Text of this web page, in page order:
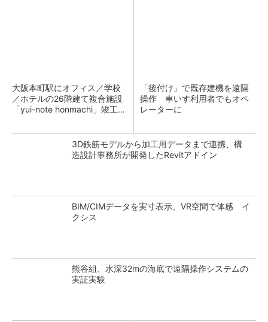
大阪本町駅にオフィス／学校
／ホテルの26階建て複合施設
「yui-note honmachi」竣工、
「後付け」で既存建機を遠隔
操作 車いす利用者でもオペ
レーターに
3D鉄筋モデルから加工用データまで連携、構
造設計事務所が開発したRevitアドイン
BIM/CIMデータを実寸表示、VR空間で体感 イ
クシス
熊谷組、水深32mの海底で遠隔操作システムの
実証実験